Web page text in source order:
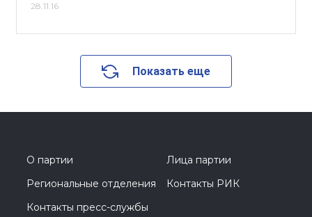
28.11.16
Показать еще
О партии
Лица партии
Региональные отделения
Контакты РИК
Контакты пресс-службы